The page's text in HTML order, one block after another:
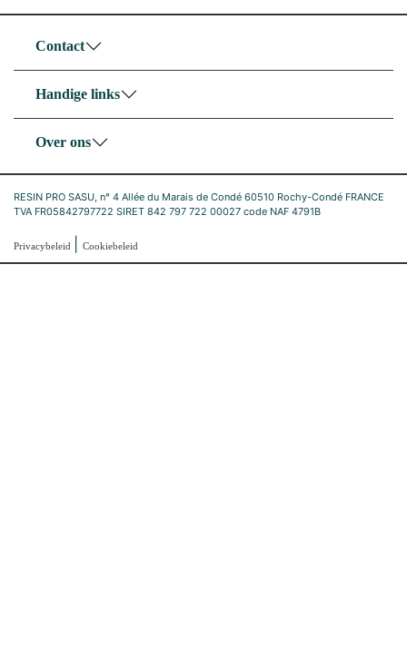
Contact
Handige links
Over ons
RESIN PRO SASU, n° 4 Allée du Marais de Condé 60510 Rochy-Condé FRANCE
TVA FR05842797722 SIRET 842 797 722 00027 code NAF 4791B
Privacybeleid Cookiebeleid